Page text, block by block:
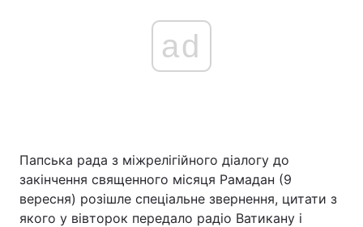
ad
Папська рада з міжрелігійного діалогу до
закінчення священного місяця Рамадан (9
вересня) розішле спеціальне звернення, цитати з
якого у вівторок передало радіо Ватикану і